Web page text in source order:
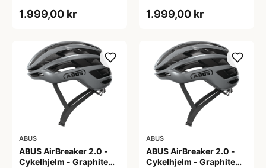
1.999,00 kr 1.999,00 kr
ABUS
ABUS AirBreaker 2.0 -
Cykelhjelm - Graphite
ABUS
ABUS AirBreaker 2.0 -
Cykelhjelm - Graphite